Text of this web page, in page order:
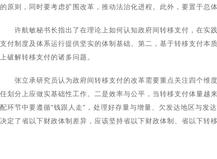
的原则，同时要考虑扩围改革，推动法治化进程。此外，要置于总
许航敏秘书长指出了在理论上如何认知政府间转移支付，在实
支付制度及体系运行提供坚实的体制基础。第二，基于转移支付
上破解转移支付的诸多问题。
张立承研究员认为政府间转移支付的改革需要重点关注四个维
任划分上应做实基础性工作。二是效率与公平，当转移支付体量
配环节中要遵循“钱跟人走”，处理好存量与增量、欠发达地区与
决定了省以下财政体制差异，应该坚持省以下财政体制、省以下转